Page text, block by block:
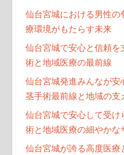
仙台宮城における男性の
療環境がもたらす未来
仙台宮城で安心と信頼
術と地域医療の最前線
仙台宮城発進みんなが
茎手術最前線と地域の支
仙台宮城で安心して受
術と地域医療の細やかな
仙台宮城が誇る高度医療